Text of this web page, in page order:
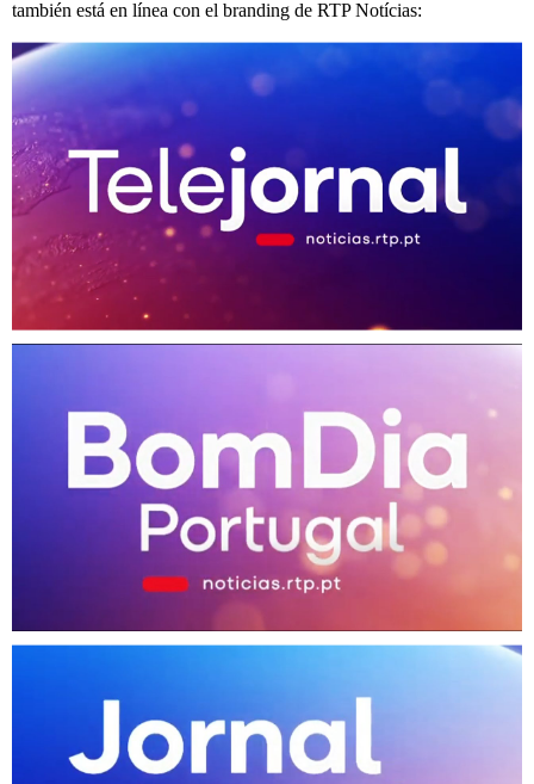
también está en línea con el branding de RTP Notícias: